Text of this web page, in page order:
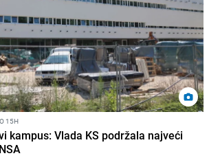
15H
kampus: Vlada KS podržala najveći